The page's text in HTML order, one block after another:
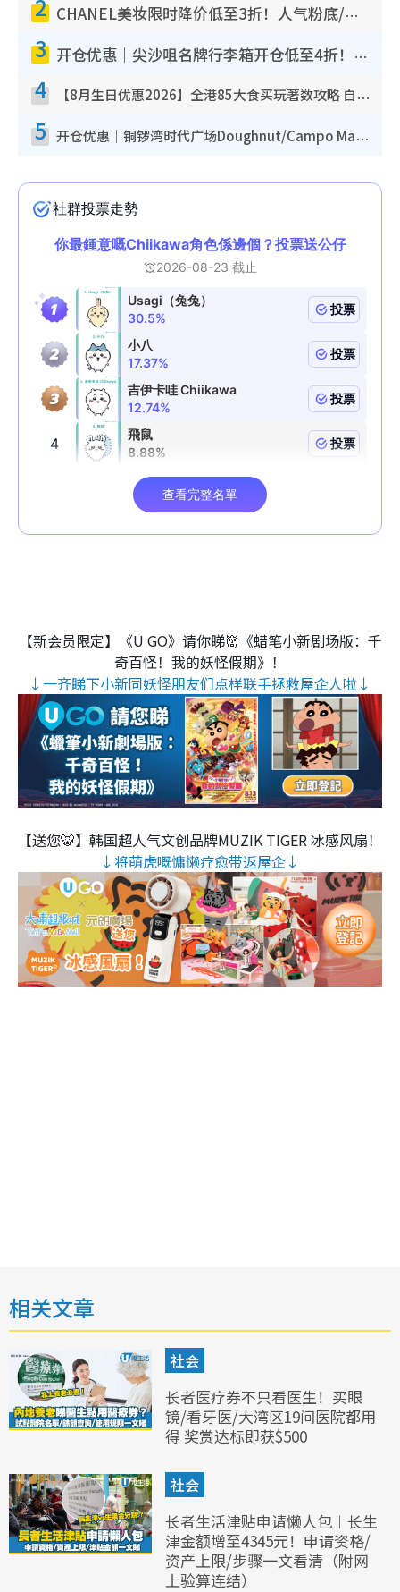
2 CHANEL美妆限时降价低至3折！人气粉底/唇膏/精华液低至$275！COCO香水都有平
3 开仓优惠｜尖沙咀名牌行李箱开仓低至4折！一连5日 American Tourister/ace./Hallmark $200起
4 【8月生日优惠2026】全港85大食买玩著数攻略 自助餐/火锅放题同行免费＋诚品/DONKI送现金券
5 开仓优惠｜铜锣湾时代广场Doughnut/Campo Marzio开仓低至1折！背囊、书包、手袋劈价$200起
【新会员限定】《U GO》请你睇👹《蜡笔小新剧场版：千
奇百怪！我的妖怪假期》！
↓一齐睇下小新同妖怪朋友们点样联手拯救屋企人啦↓
【送您🐯】韩国超人气文创品牌MUZIK TIGER 冰感风扇！
↓将萌虎嘅慵懒疗愈带返屋企↓
相关文章
社会
长者医疗券不只看医生！买眼
镜/看牙医/大湾区19间医院都用
得 奖赏达标即获$500
社会
长者生活津贴申请懒人包︱长生
津金额增至4345元！申请资格/
资产上限/步骤一文看清（附网
上验算连结）